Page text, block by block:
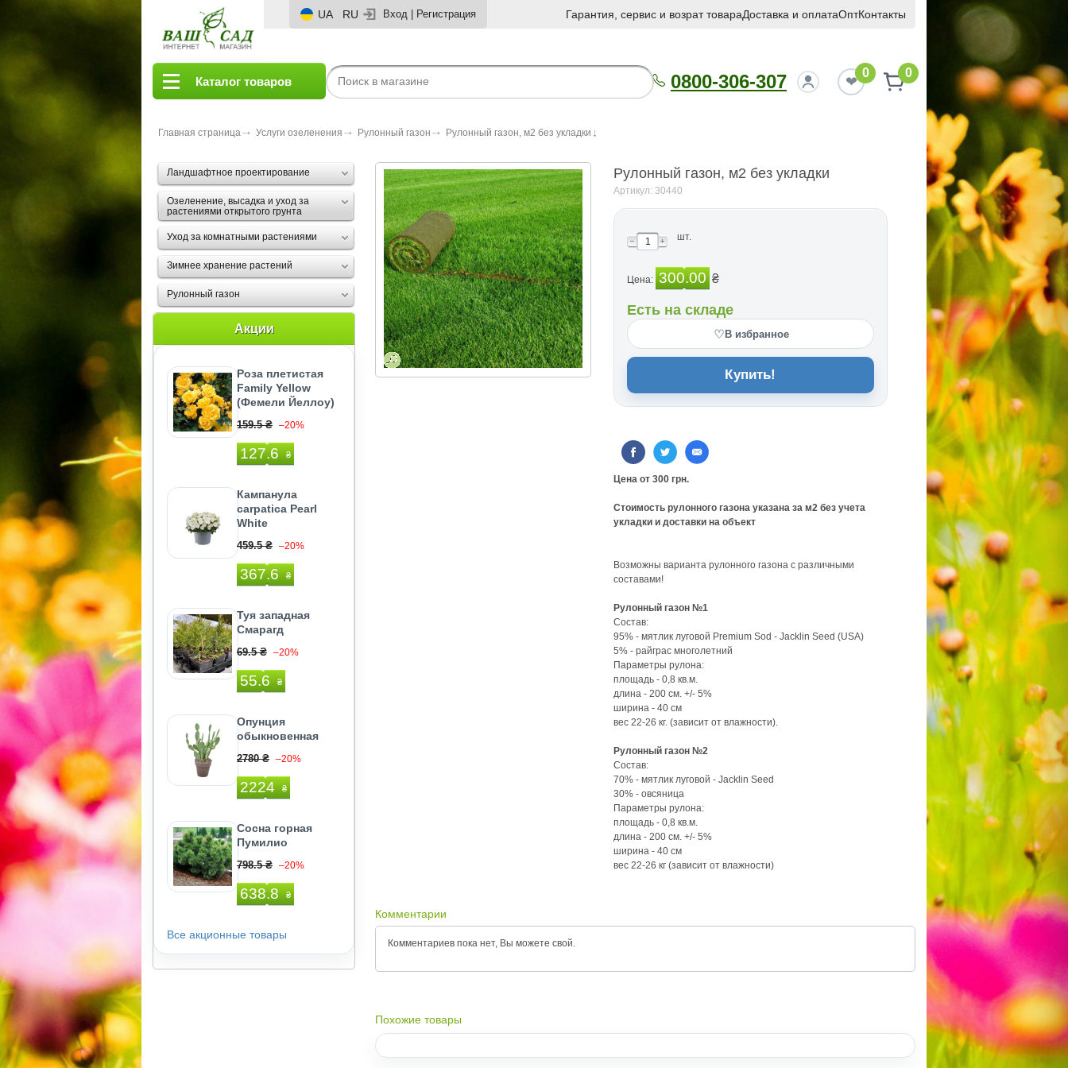
UA RU Вход Регистрация Гарантия, сервис и возрат товараДоставка и оплатаОптКонтакты
Каталог товаров 0800-306-307 0 0
Главная страница Услуги озеленения Рулонный газон Рулонный газон, м2 без укладки
Ландшафтное проектирование
Озеленение, высадка и уход за
растениями открытого грунта
Уход за комнатными растениями
Зимнее хранение растений
Рулонный газон
Акции
Роза плетистая
Family Yellow
(Фемели Йеллоу)
159.5 ₴ –20%
127.6 ₴
Кампанула
carpatica Pearl
White
459.5 ₴ –20%
367.6 ₴
Туя западная
Смарагд
69.5 ₴ –20%
55.6 ₴
Опунция
обыкновенная
2780 ₴ –20%
2224 ₴
Сосна горная
Пумилио
798.5 ₴ –20%
638.8 ₴
Все акционные товары
Рулонный газон, м2 без укладки
Артикул: 30440
шт.
Цена: 300.00 ₴
Есть на складе
♡В избранное
Купить!
Цена от 300 грн.
Стоимость рулонного газона указана за м2 без учета
укладки и доставки на объект
Возможны варианта рулонного газона с различными
составами!
Рулонный газон №1
Состав:
95% - мятлик луговой Premium Sod - Jacklin Seed (USA)
5% - райграс многолетний
Параметры рулона:
площадь - 0,8 кв.м.
длина - 200 см. +/- 5%
ширина - 40 см
вес 22-26 кг. (зависит от влажности).
Рулонный газон №2
Состав:
70% - мятлик луговой - Jacklin Seed
30% - овсяница
Параметры рулона:
площадь - 0,8 кв.м.
длина - 200 см. +/- 5%
ширина - 40 см
вес 22-26 кг (зависит от влажности)
Комментарии
Комментариев пока нет, Вы можете свой.
Похожие товары